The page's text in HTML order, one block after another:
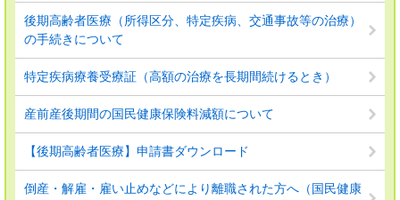
後期高齢者医療（所得区分、特定疾病、交通事故等の治療）
の手続きについて
特定疾病療養受療証（高額の治療を長期間続けるとき）
産前産後期間の国民健康保険料減額について
【後期高齢者医療】申請書ダウンロード
倒産・解雇・雇い止めなどにより離職された方へ（国民健康